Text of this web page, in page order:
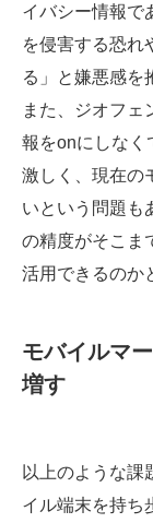
イバシー情報で
を侵害する恐れ
る」と嫌悪感を
また、ジオフェ
報をonにしなく
激しく、現在の
いという問題も
の精度がそこま
活用できるのか
モバイルマ
増す
以上のような課
イル端末を持ち